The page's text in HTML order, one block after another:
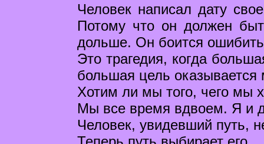
Человек написал дату
Потому что он должен
дольше. Он боится
Это трагедия, когда
большая цель
Хотим ли мы того, чего мы
Мы все время вдвоем. Я и
Человек, увидевший путь,